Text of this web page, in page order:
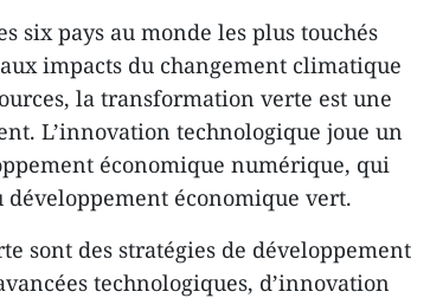
six pays au monde les plus touchés
impacts du changement climatique
la transformation verte est une
L’innovation technologique joue un
économique numérique, qui
économique vert.
sont des stratégies de développement
technologiques, d’innovation